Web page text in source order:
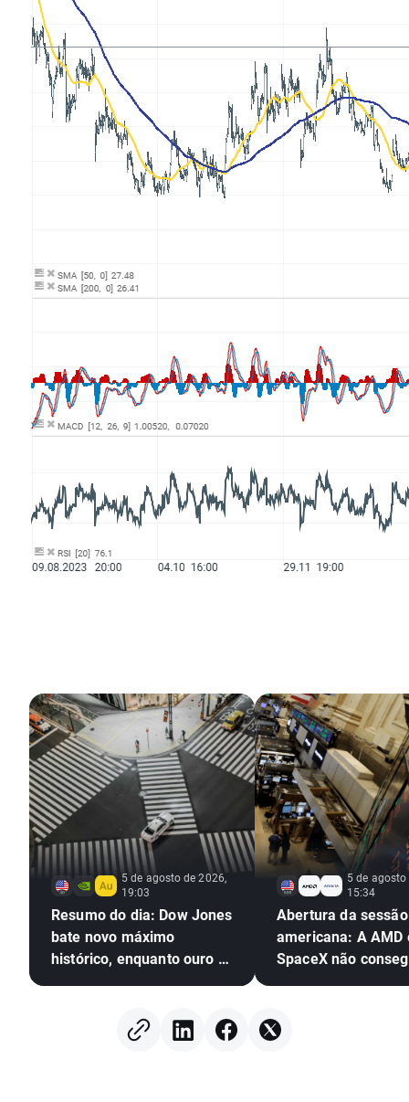
5 de agosto de 2026,
19:03
Resumo do dia: Dow Jones
bate novo máximo
histórico, enquanto ouro e
5 de agosto
15:34
Abertura da sessão
americana: A AMD
SpaceX não
continua a